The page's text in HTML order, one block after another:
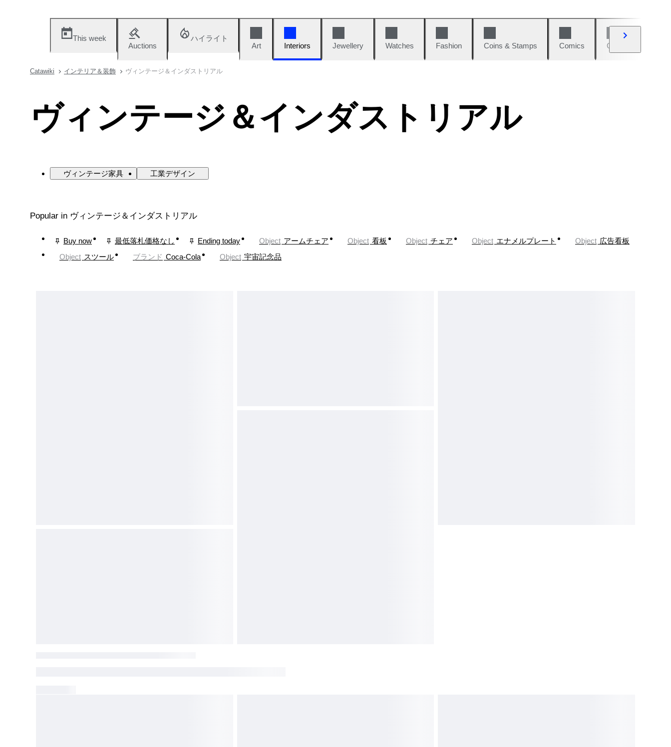
This week
Auctions
ハイライト
Art
Interiors Jewellery Watches Fashion Coins & Stamps Comics Cars & Bikes
Catawiki インテリア＆装飾 ヴィンテージ＆インダストリアル
ヴィンテージ＆インダストリアル
ヴィンテージ家具 工業デザイン
Popular in ヴィンテージ＆インダストリアル
Buy now 最低落札価格なし Ending today Object アームチェア Object 看板 Object チェア Object エナメルプレート Object 広告看板
Object スツール ブランド Coca-Cola Object 宇宙記念品